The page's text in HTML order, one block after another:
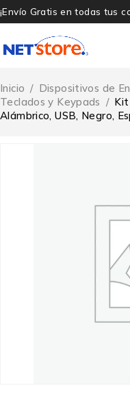
¡Envío Gratis en todas tus
Inicio / Dispositivos de
Teclados y Keypads /
Alámbrico, USB, Negro,